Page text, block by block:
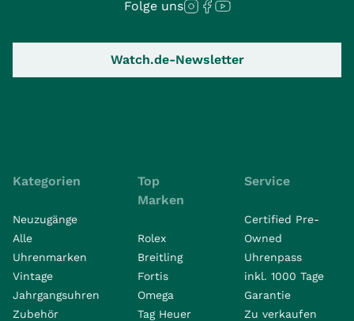
Folge uns
Watch.de-Newsletter
Kategorien
Neuzugänge
Alle
Uhrenmarken
Vintage
Jahrgangsuhren
Zubehör
Top
Marken
Rolex
Breitling
Fortis
Omega
Tag Heuer
Service
Certified Pre-
Owned
Uhrenpass
inkl. 1000 Tage
Garantie
Zu verkaufen